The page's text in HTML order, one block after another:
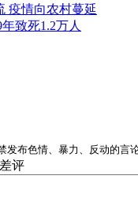
疫情向农村蔓延
致死1.2万人
发布色情、暴力、反动的言
差评